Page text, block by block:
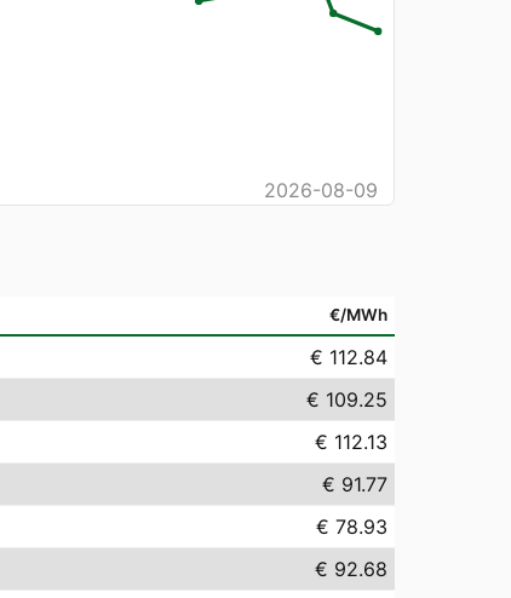
2026-08-09
€/MWh
€ 112.84
€ 109.25
€ 112.13
€ 91.77
€ 78.93
€ 92.68